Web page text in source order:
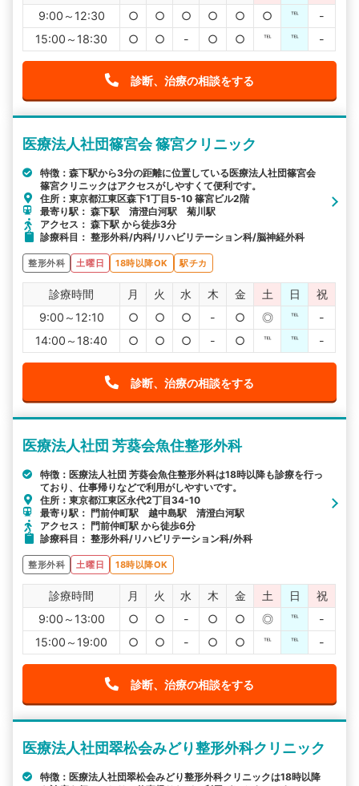
9:00～12:30
○ ○ ○ ○ ○ ○ ℡
-
15:00～18:30
○ ○ - ○ ○ ℡ ℡ -
診断、治療の相談をする
医療法人社団篠宮会 篠宮クリニック
特徴：森下駅から3分の距離に位置している医療法人社団篠宮会
篠宮クリニックはアクセスがしやすくて便利です。
住所：東京都江東区森下1丁目5-10 篠宮ビル2階
最寄り駅： 森下駅 清澄白河駅 菊川駅
アクセス： 森下駅 から徒歩3分
診療科目： 整形外科/内科/リハビリテーション科/脳神経外科
整形外科 土曜日 18時以降OK 駅チカ
診療時間 月 火 水 木 金 土 日
祝
9:00～12:10
○ ○ ○ - ○ ◎ ℡
-
14:00～18:40
○ ○ ○ - ○ ℡ ℡ -
診断、治療の相談をする
医療法人社団 芳葵会魚住整形外科
特徴：医療法人社団 芳葵会魚住整形外科は18時以降も診療を行っ
ており、仕事帰りなどで利用がしやすいです。
住所：東京都江東区永代2丁目34-10
最寄り駅： 門前仲町駅 越中島駅 清澄白河駅
アクセス： 門前仲町駅 から徒歩6分
診療科目： 整形外科/リハビリテーション科/外科
整形外科 土曜日 18時以降OK
診療時間 月 火 水 木 金 土 日
祝
9:00～13:00
○ ○ - ○ ○ ◎ ℡
-
15:00～19:00
○ ○ - ○ ○ ℡ ℡ -
診断、治療の相談をする
医療法人社団翠松会みどり整形外科クリニック
特徴：医療法人社団翠松会みどり整形外科クリニックは18時以降